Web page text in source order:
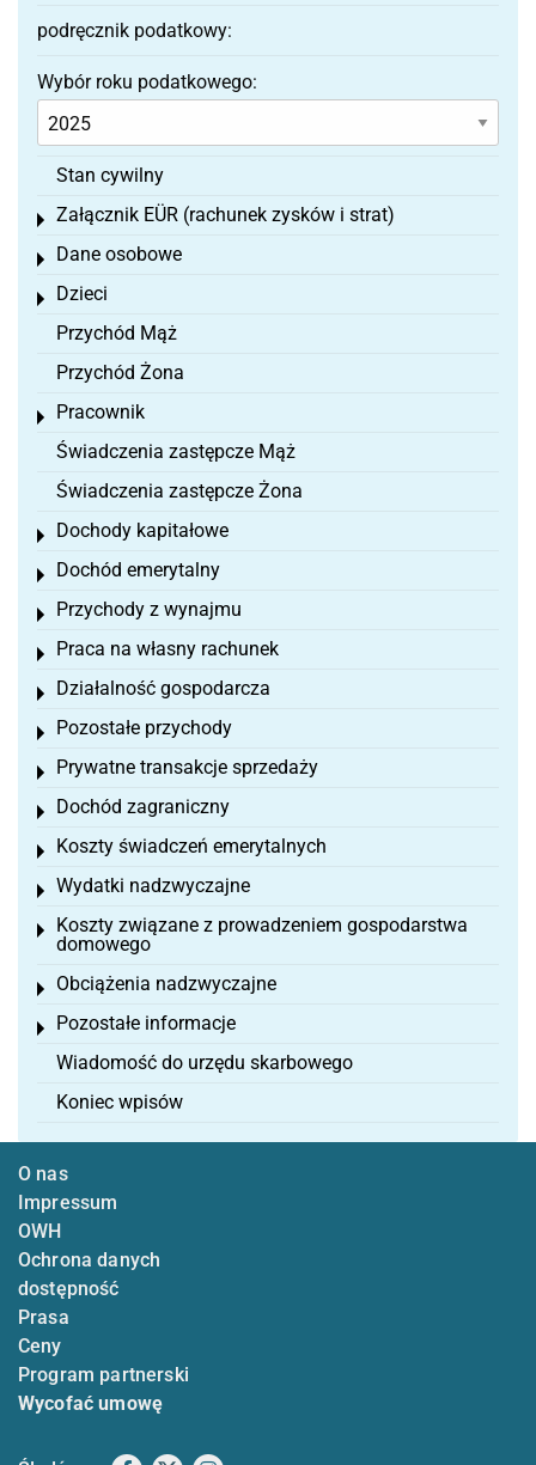
podręcznik podatkowy:
Wybór roku podatkowego:
Stan cywilny
Załącznik EÜR (rachunek zysków i strat)
Toggle menu
Dane osobowe
Toggle menu
Dzieci
Toggle menu
Przychód Mąż
Przychód Żona
Pracownik
Toggle menu
Świadczenia zastępcze Mąż
Świadczenia zastępcze Żona
Dochody kapitałowe
Toggle menu
Dochód emerytalny
Toggle menu
Przychody z wynajmu
Toggle menu
Praca na własny rachunek
Toggle menu
Działalność gospodarcza
Toggle menu
Pozostałe przychody
Toggle menu
Prywatne transakcje sprzedaży
Toggle menu
Dochód zagraniczny
Toggle menu
Koszty świadczeń emerytalnych
Toggle menu
Wydatki nadzwyczajne
Toggle menu
Koszty związane z prowadzeniem gospodarstwa
domowego
Toggle menu
Obciążenia nadzwyczajne
Toggle menu
Pozostałe informacje
Toggle menu
Wiadomość do urzędu skarbowego
Koniec wpisów
O nas
Impressum
OWH
Ochrona danych
dostępność
Prasa
Ceny
Program partnerski
Wycofać umowę